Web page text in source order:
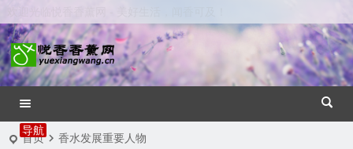
首页 香水发展重要人物